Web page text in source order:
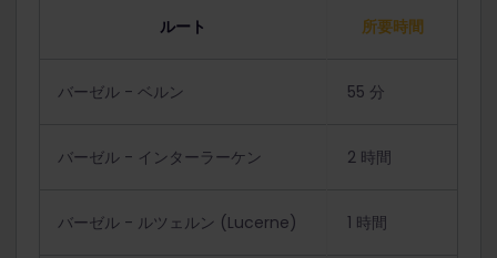
ルート 所要時間
バーゼル - ベルン 55 分
バーゼル - インターラーケン 2 時間
バーゼル - ルツェルン (Lucerne) 1 時間